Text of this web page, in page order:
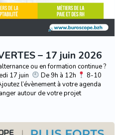
– 17 juin 2026
ou en formation continue ?
17 juin De 9h à 12h
8-10
l’évènement à votre agenda
autour de votre projet